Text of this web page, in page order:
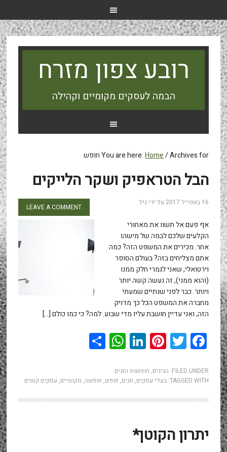
רובע צפון מזרח
הבמה לעסקים מקומיים וקהילה
You are here:Home/Archives for חופש
הבל הטראפיק ושקר הלייקים
16 באפריל 2017 על ידיגיל
LEAVE A COMMENT
אף פעם אל תשוו את מאחורי
הקלעים שלכם לבמה של מישהו
אחר. מכירים את המשפט הזה? כמה
אתם מצליחים בזה? בעולם הסופר
וירטואלי, שאני לגמרי חלק ממנו
(והוא ממני), זה נעשה קשה יותר
ויותר. כבר לפני שנתיים שמעתי
מחברה את המשפט הכל כך מדויק
הזה, ואני עדיין חושבת עליו מדי שבוע. למה? כי כמו כולם […]
Facebook
Twitter
Pinterest
LinkedIn
WhatsApp
Share
FILED UNDER: הגיגים, חופשות וחגים
TAGGED WITH: בעלי עסקים, חגים, חופש, חופשה, מקומיים, עסקים קטנים
יתרון הקוטן*